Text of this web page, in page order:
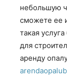
небольшую
сможете ее
такая
для
аренду